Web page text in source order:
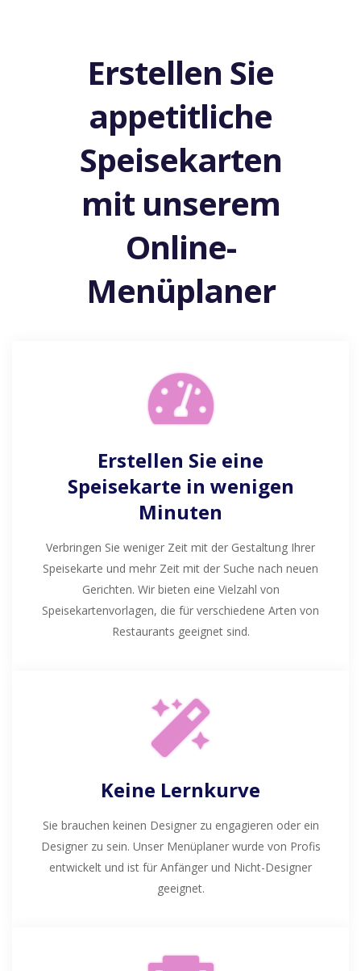
Erstellen Sie
appetitliche
Speisekarten
mit unserem
Online-
Menüplaner
Erstellen Sie eine
Speisekarte in wenigen
Minuten
Verbringen Sie weniger Zeit mit der Gestaltung Ihrer
Speisekarte und mehr Zeit mit der Suche nach neuen
Gerichten. Wir bieten eine Vielzahl von
Speisekartenvorlagen, die für verschiedene Arten von
Restaurants geeignet sind.
Keine Lernkurve
Sie brauchen keinen Designer zu engagieren oder ein
Designer zu sein. Unser Menüplaner wurde von Profis
entwickelt und ist für Anfänger und Nicht-Designer
geeignet.